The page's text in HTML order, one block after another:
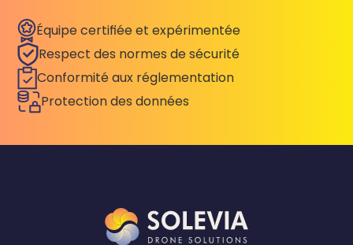
Équipe certifiée et expérimentée
Respect des normes de sécurité
Conformité aux réglementation
Protection des données